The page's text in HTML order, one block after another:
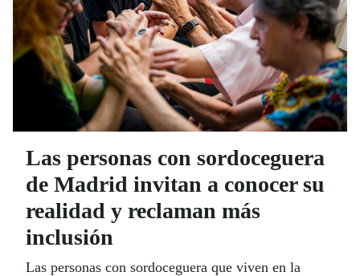
Las personas con sordoceguera
de Madrid invitan a conocer su
realidad y reclaman más
inclusión
Las personas con sordoceguera que viven en la